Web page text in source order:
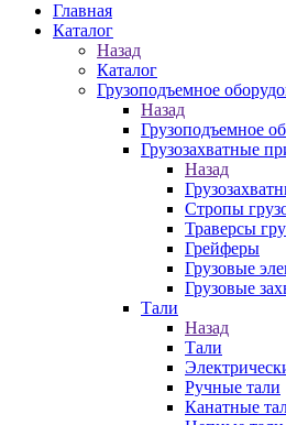
Главная
Каталог
Назад
Каталог
Грузоподъемное
Назад
Грузоподъемное
Грузозахватные
Назад
Стропы
Траверсы
Грейферы
Грузовые
Грузовые
Тали
Назад
Тали
Ручные тали
Канатные